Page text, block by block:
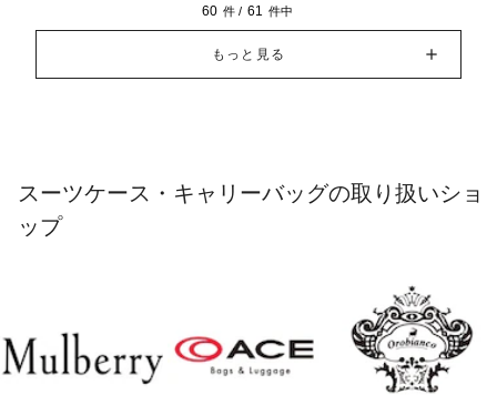
60 件 / 61 件中
もっと見る
スーツケース・キャリーバッグの取り扱いショ
ップ